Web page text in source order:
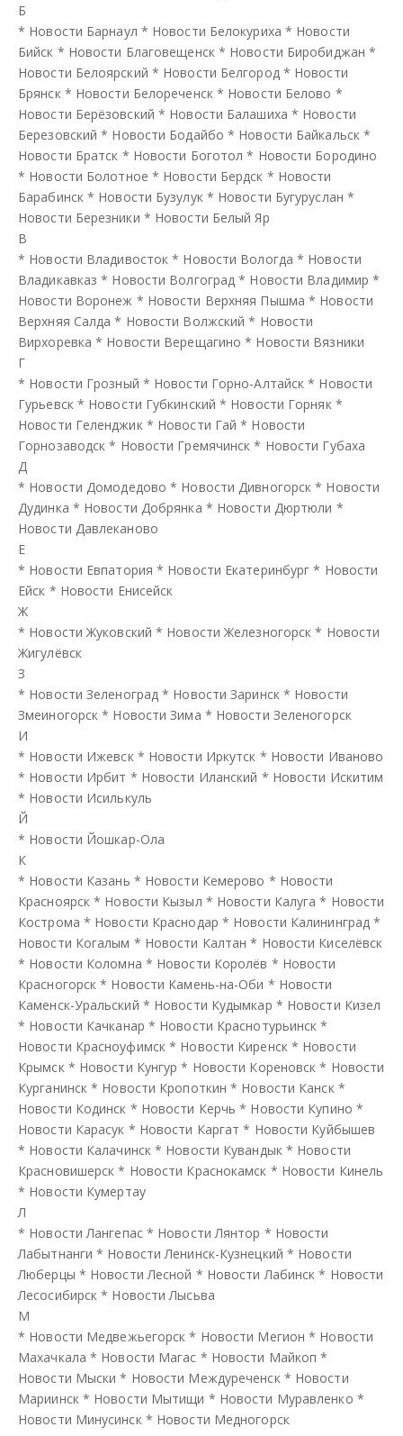
Б
* Новости Барнаул * Новости Белокуриха * Новости
Бийск * Новости Благовещенск * Новости Биробиджан *
Новости Белоярский * Новости Белгород * Новости
Брянск * Новости Белореченск * Новости Белово *
Новости Берёзовский * Новости Балашиха * Новости
Березовский * Новости Бодайбо * Новости Байкальск *
Новости Братск * Новости Боготол * Новости Бородино
* Новости Болотное * Новости Бердск * Новости
Барабинск * Новости Бузулук * Новости Бугуруслан *
Новости Березники * Новости Белый Яр
В
* Новости Владивосток * Новости Вологда * Новости
Владикавказ * Новости Волгоград * Новости Владимир *
Новости Воронеж * Новости Верхняя Пышма * Новости
Верхняя Салда * Новости Волжский * Новости
Вирхоревка * Новости Верещагино * Новости Вязники
Г
* Новости Грозный * Новости Горно-Алтайск * Новости
Гурьевск * Новости Губкинский * Новости Горняк *
Новости Геленджик * Новости Гай * Новости
Горнозаводск * Новости Гремячинск * Новости Губаха
Д
* Новости Домодедово * Новости Дивногорск * Новости
Дудинка * Новости Добрянка * Новости Дюртюли *
Новости Давлеканово
Е
* Новости Евпатория * Новости Екатеринбург * Новости
Ейск * Новости Енисейск
Ж
* Новости Жуковский * Новости Железногорск * Новости
Жигулёвск
З
* Новости Зеленоград * Новости Заринск * Новости
Змеиногорск * Новости Зима * Новости Зеленогорск
И
* Новости Ижевск * Новости Иркутск * Новости Иваново
* Новости Ирбит * Новости Иланский * Новости Искитим
* Новости Исилькуль
Й
* Новости Йошкар-Ола
К
* Новости Казань * Новости Кемерово * Новости
Красноярск * Новости Кызыл * Новости Калуга * Новости
Кострома * Новости Краснодар * Новости Калининград *
Новости Когалым * Новости Калтан * Новости Киселёвск
* Новости Коломна * Новости Королёв * Новости
Красногорск * Новости Камень-на-Оби * Новости
Каменск-Уральский * Новости Кудымкар * Новости Кизел
* Новости Качканар * Новости Краснотурьинск *
Новости Красноуфимск * Новости Киренск * Новости
Крымск * Новости Кунгур * Новости Кореновск * Новости
Курганинск * Новости Кропоткин * Новости Канск *
Новости Кодинск * Новости Керчь * Новости Купино *
Новости Карасук * Новости Каргат * Новости Куйбышев
* Новости Калачинск * Новости Кувандык * Новости
Красновишерск * Новости Краснокамск * Новости Кинель
* Новости Кумертау
Л
* Новости Лангепас* Новости Лянтор * Новости
Лабытнанги * Новости Ленинск-Кузнецкий * Новости
Люберцы * Новости Лесной * Новости Лабинск * Новости
Лесосибирск * Новости Лысьва
М
* Новости Медвежьегорск * Новости Мегион * Новости
Махачкала * Новости Магас * Новости Майкоп *
Новости Мыски * Новости Междуреченск * Новости
Мариинск * Новости Мытищи * Новости Муравленко *
Новости Минусинск * Новости Медногорск